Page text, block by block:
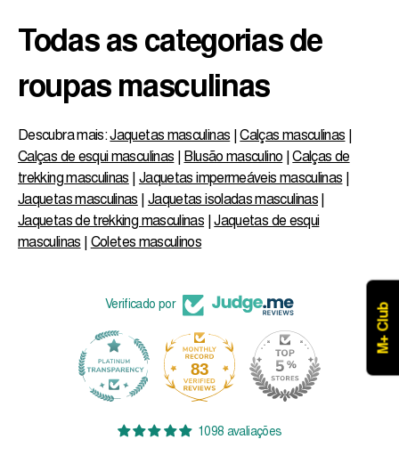
Todas as categorias de
roupas masculinas
Descubra mais:Jaquetas masculinas |Calças masculinas
Calças de esqui masculinas
Blusão masculino |Calças de
trekking masculinas
Jaquetas impermeáveis ​​masculinas
Jaquetas masculinas
Jaquetas isoladas masculinas
Jaquetas de trekking masculinas |Jaquetas de esqui
masculinas
Coletes masculinos
1098 avaliações
83
Verificado por M+ Club